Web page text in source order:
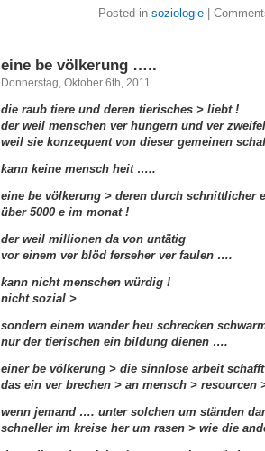
Posted in soziologie|
eine be völkerung …..
Donnerstag, Oktober 6th, 2011
die raub tiere und deren tierisches > liebt !
der weil menschen ver hungern und ver
weil sie konzequent von dieser gemeinen
kann keine mensch heit …..
eine be völkerung > deren durch schnittlicher
über 5000 e im monat !
der weil millionen da von untätig
vor einem ver blöd ferseher ver faulen ….
kann nicht menschen würdig !
nicht sozial >
sondern einem wander heu schrecken
nur der tierischen ein bildung dienen ….
einer be völkerung > die sinnlose arbeit
das ein ver brechen > an mensch > resourcen
wenn jemand …. unter solchen um ständen
schneller im kreise her um rasen > wie die